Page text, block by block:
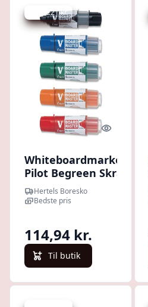
Spar 221 kr.
Quick look
Whiteboardmarker
Pilot Begreen Skrå,
5 ass.
Hertels Boresko
Bedste pris
114,94 kr.
Til butik